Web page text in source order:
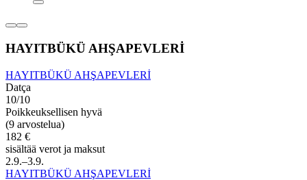
HAYITBÜKÜ AHŞAPEVLERİ
HAYITBÜKÜ AHŞAPEVLERİ
Datça
10/10
Poikkeuksellisen hyvä
(9 arvostelua)
182 €
sisältää verot ja maksut
2.9.–3.9.
HAYITBÜKÜ AHŞAPEVLERİ